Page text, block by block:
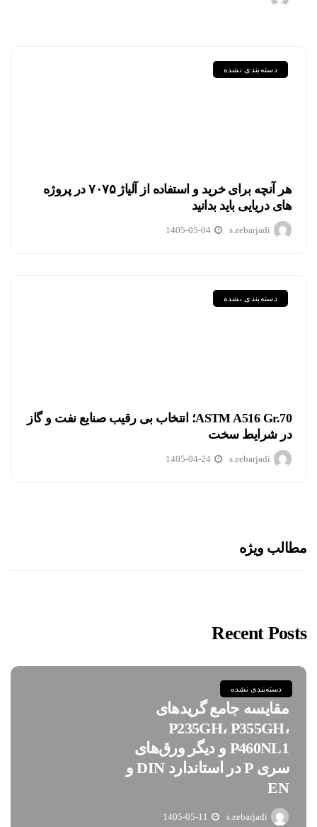
دسته‌بندی نشده
هر آنچه برای خرید و استفاده از آلیاژ ۷۰۷۵ در پروژه
های دریایی باید بدانید
s.zebarjadi
1405-05-04
دسته‌بندی نشده
ASTM A516 Gr.70؛ انتخاب بی رقیب صنایع نفت و گاز
در شرایط سخت
s.zebarjadi
1405-04-24
مطالب ویژه
Recent Posts
دسته‌بندی نشده
مقایسه جامع گریدهای
P235GH، P355GH،
P460NL1 و دیگر ورق‌های
سری P در استاندارد DIN و
EN
s.zebarjadi
1405-05-11